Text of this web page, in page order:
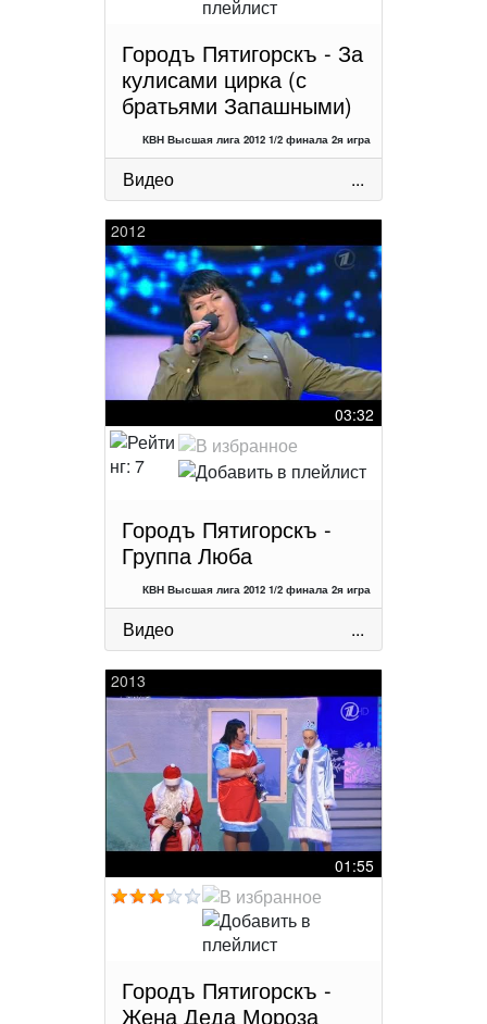
Городъ Пятигорскъ - За
кулисами цирка (с
братьями Запашными)
КВН Высшая лига 2012 1/2 финала 2я игра
Видео ...
2012
03:32
Городъ Пятигорскъ -
Группа Люба
КВН Высшая лига 2012 1/2 финала 2я игра
Видео ...
2013
01:55
Городъ Пятигорскъ -
Жена Деда Мороза